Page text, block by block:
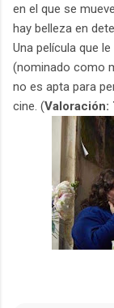
en el que se
hay belleza en
Una película que
(nominado como
no es apta para
cine. (Valoración: